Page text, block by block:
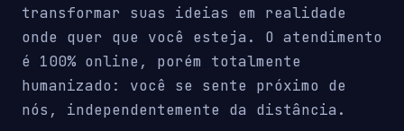
transformar suas ideias em realidade
onde quer que você esteja. O atendimento
é 100% online, porém totalmente
humanizado: você se sente próximo de
nós, independentemente da distância.